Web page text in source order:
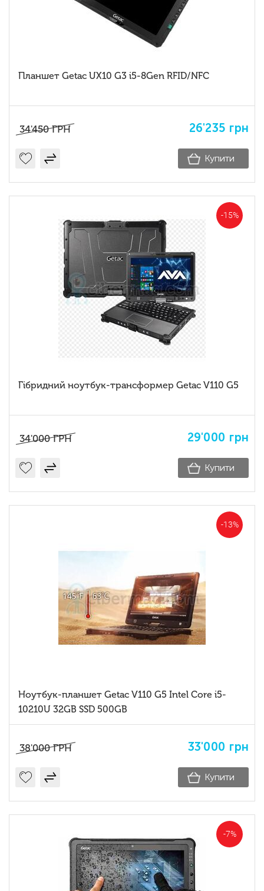
Планшет Getac UX10 G3 i5-8Gen RFID/NFC
34'450 ГРН 26'235 грн
Купити
-15%
Гібридний ноутбук-трансформер Getac V110 G5
34'000 ГРН 29'000 грн
Купити
-13%
Ноутбук-планшет Getac V110 G5 Intel Core i5-
10210U 32GB SSD 500GB
38'000 ГРН 33'000 грн
Купити
-7%